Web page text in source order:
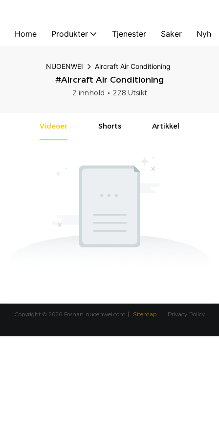
Home Produkter Tjenester Saker
NUOENWEI Aircraft Air Conditioning
#Aircraft Air Conditioning
2 innhold 228 Utsikt
Videoer Shorts Artikkel
Copyright © 2026 Foshan nuoenwei.com | Sitemap | Privacy Policy